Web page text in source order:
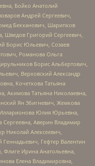
Бойко Анатолий
Андрей Сергеевич,
Бекханович, Шарипков
Григорий Сергеевич,
Борис Юльевич, Созаев
Романова Ольга
Борис Альбертович,
Верховский Александр
Кочеткова Татьяна
Акимова Татьяна Николаевна,
Ян Збигневич, Жемкова
Юлия Юрьевна,
Сергеевна, Аверин Владимир
Николай Алексеевич,
Гефтер Валентин
Ирина Анатольевна,
Елена Владимировна,